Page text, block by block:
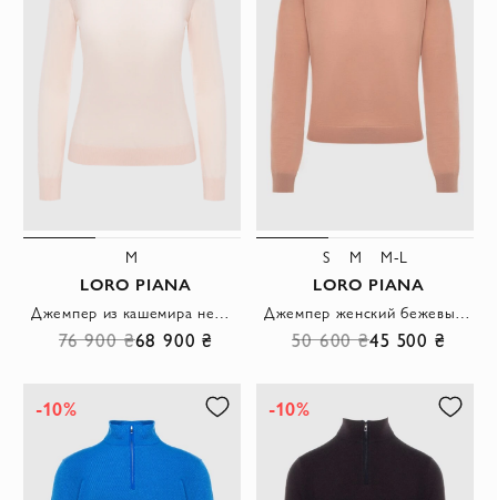
M
LORO PIANA
Джемпер из кашемира нежно-розовый женский
76 900 ₴68 900 ₴
S M M-L
LORO PIANA
Джемпер женский бежевый шерстяной
50 600 ₴45 500 ₴
-10% -10%